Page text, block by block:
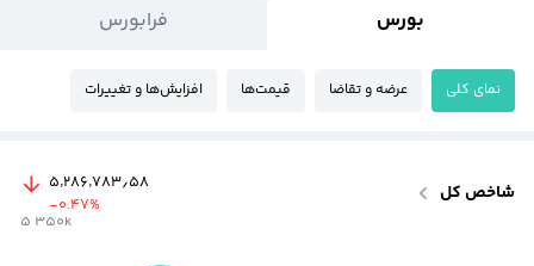
بورس فرابورس
نمای کلی عرضه و تقاضا قیمت‌ها افزایش‌ها و تغییرات
شاخص کل
۵٬۲۸۶٬۷۸۳٫۵۸
-0.47%
5 350k